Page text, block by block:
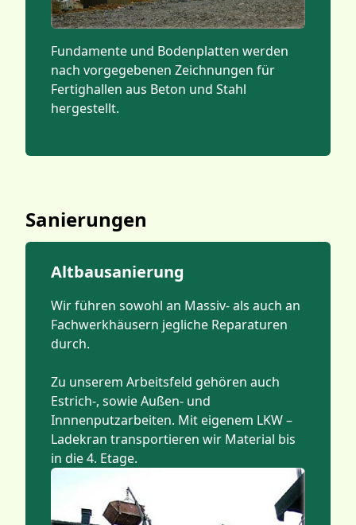
Fundamente und Bodenplatten werden
nach vorgegebenen Zeichnungen für
Fertighallen aus Beton und Stahl
hergestellt.
Sanierungen
Altbausanierung
Wir führen sowohl an Massiv- als auch an
Fachwerkhäusern jegliche Reparaturen
durch.
Zu unserem Arbeitsfeld gehören auch
Estrich-, sowie Außen- und
Innnenputzarbeiten. Mit eigenem LKW –
Ladekran transportieren wir Material bis
in die 4. Etage.